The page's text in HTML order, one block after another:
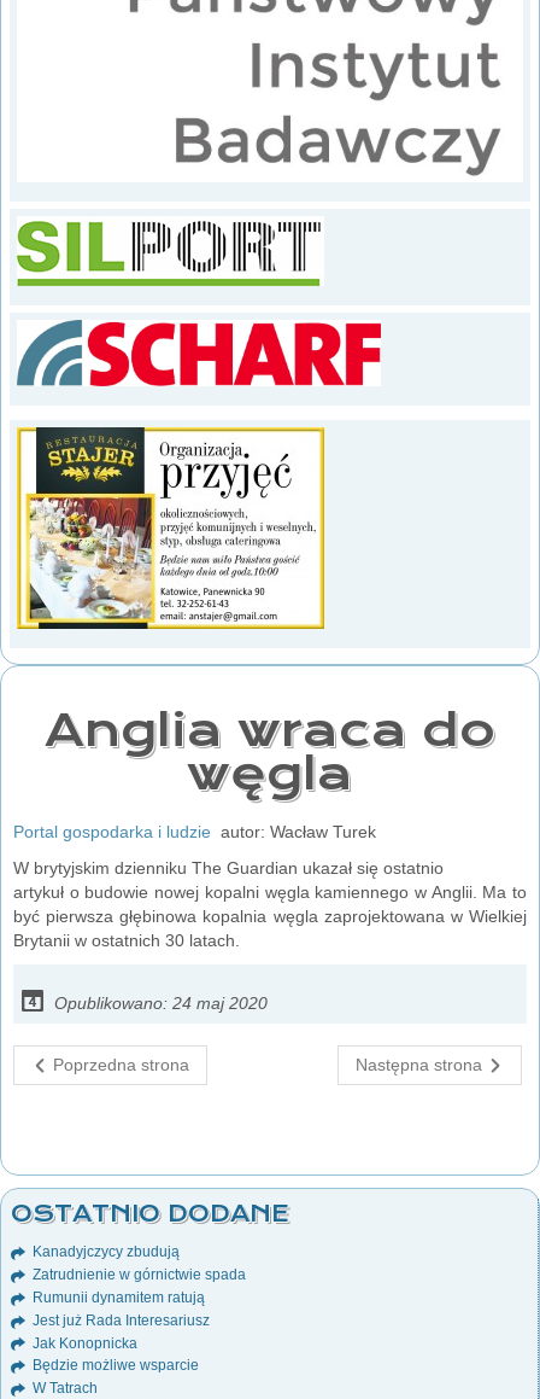
Anglia wraca do
węgla
Portal gospodarka i ludzie autor: Wacław Turek
W brytyjskim dzienniku The Guardian ukazał się ostatnio
artykuł o budowie nowej kopalni węgla kamiennego w Anglii. Ma to
być pierwsza głębinowa kopalnia węgla zaprojektowana w Wielkiej
Brytanii w ostatnich 30 latach.
Opublikowano: 24 maj 2020
Poprzedna strona Następna strona
OSTATNIO DODANE
Kanadyjczycy zbudują
Zatrudnienie w górnictwie spada
Rumunii dynamitem ratują
Jest już Rada Interesariusz
Jak Konopnicka
Będzie możliwe wsparcie
W Tatrach